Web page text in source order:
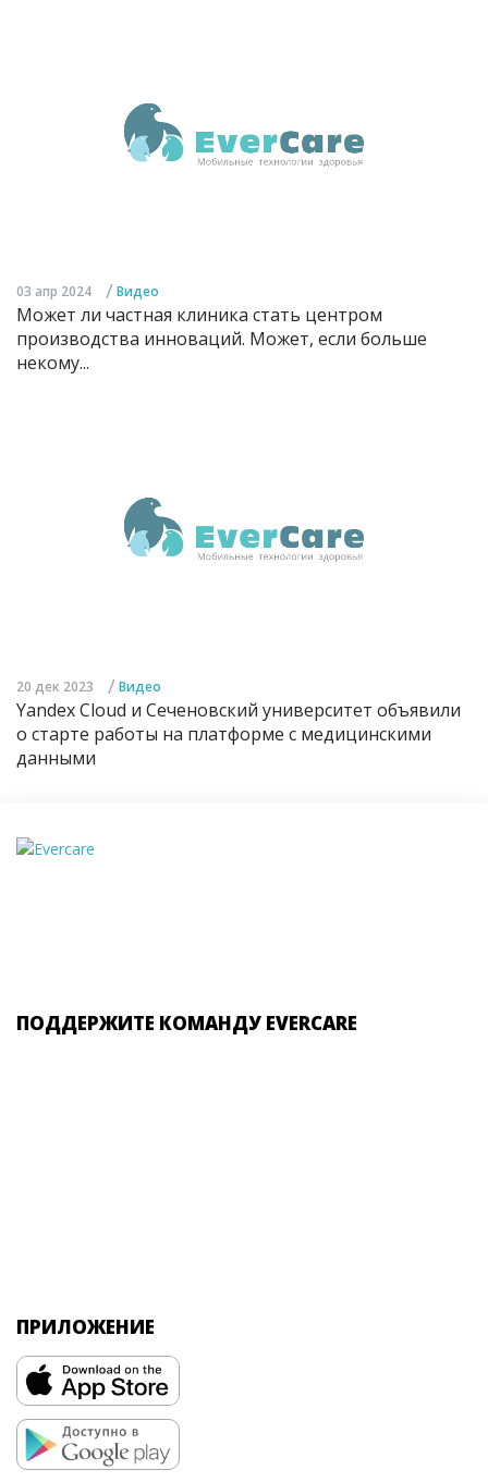
03 апр 2024 / Видео
Может ли частная клиника стать центром
производства инноваций. Может, если больше
некому...
20 дек 2023 / Видео
Yandex Cloud и Сеченовский университет объявили
о старте работы на платформе с медицинскими
данными
ПОДДЕРЖИТЕ КОМАНДУ EVERCARE
ПРИЛОЖЕНИЕ